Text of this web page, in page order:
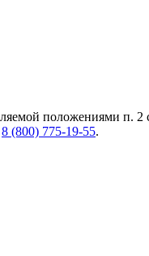
положениями п.
8 (800) 775-19-55.